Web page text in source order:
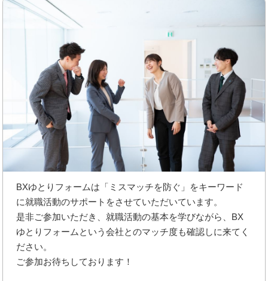
BXゆとりフォームは「ミスマッチを防ぐ」をキーワード
に就職活動のサポートをさせていただいています。
是非ご参加いただき、就職活動の基本を学びながら、BX
ゆとりフォームという会社とのマッチ度も確認しに来てく
ださい。
ご参加お待ちしております！